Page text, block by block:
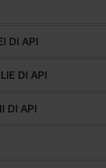
DI API
DI API
DI API